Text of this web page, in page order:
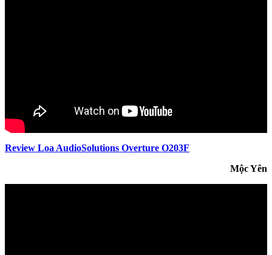
Review Loa AudioSolutions Overture O203F
Mộc Yên